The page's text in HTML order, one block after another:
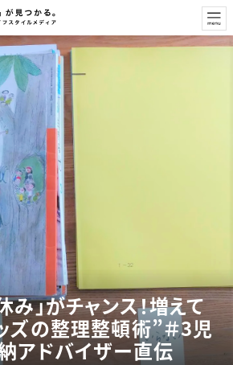
み」がチャンス！増えて
ズの整理整頓術”＃3児
アドバイザー直伝